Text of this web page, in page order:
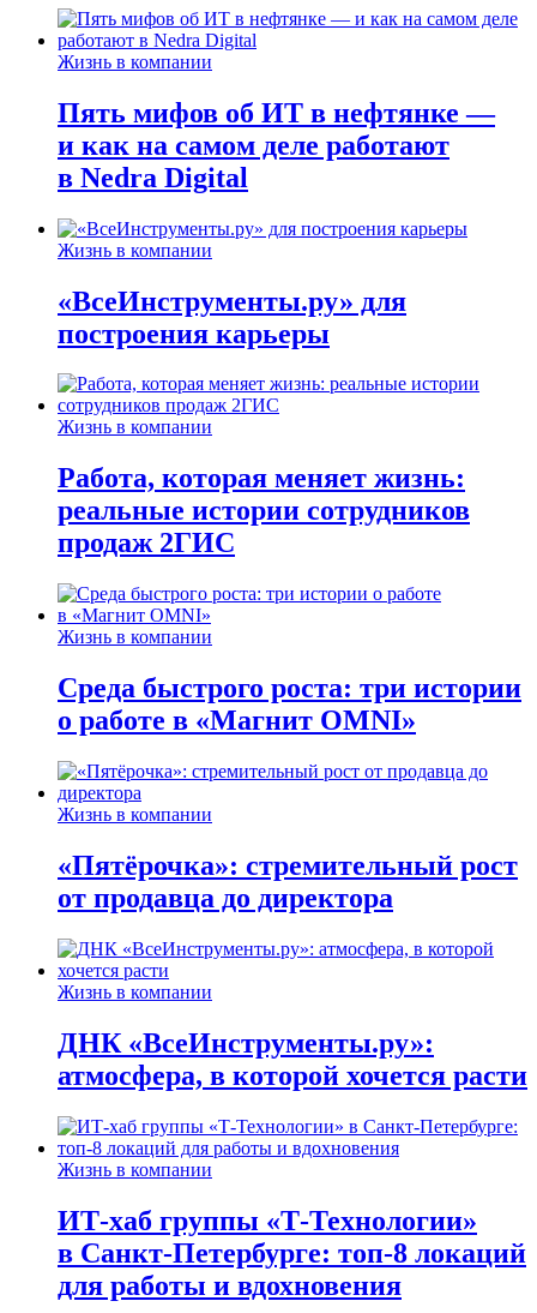
Жизнь в компании
Пять мифов об ИТ в нефтянке —
и как на самом деле работают
в Nedra Digital
Жизнь в компании
«ВсеИнструменты.ру» для
построения карьеры
Жизнь в компании
Работа, которая меняет жизнь:
реальные истории сотрудников
продаж 2ГИС
Жизнь в компании
Среда быстрого роста: три истории
о работе в «Магнит OMNI»
Жизнь в компании
«Пятёрочка»: стремительный рост
от продавца до директора
Жизнь в компании
ДНК «ВсеИнструменты.ру»:
атмосфера, в которой хочется расти
Жизнь в компании
ИТ-хаб группы «Т-Технологии»
в Санкт-Петербурге: топ-8 локаций
для работы и вдохновения